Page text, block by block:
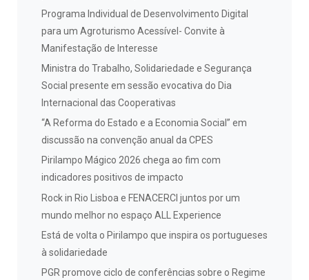
Programa Individual de Desenvolvimento Digital
para um Agroturismo Acessível- Convite à
Manifestação de Interesse
Ministra do Trabalho, Solidariedade e Segurança
Social presente em sessão evocativa do Dia
Internacional das Cooperativas
“A Reforma do Estado e a Economia Social” em
discussão na convenção anual da CPES
Pirilampo Mágico 2026 chega ao fim com
indicadores positivos de impacto
Rock in Rio Lisboa e FENACERCI juntos por um
mundo melhor no espaço ALL Experience
Está de volta o Pirilampo que inspira os portugueses
à solidariedade
PGR promove ciclo de conferências sobre o Regime